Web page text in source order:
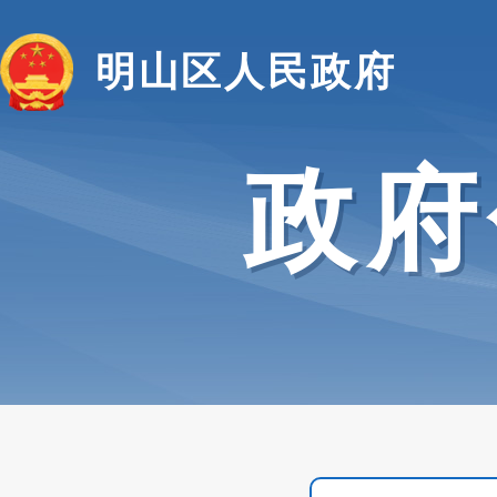
明山区人民政府
政